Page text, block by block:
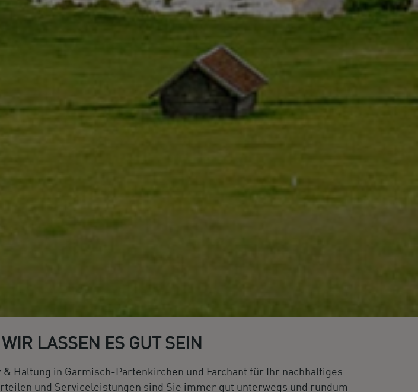
LASSEN ES GUT SEIN
Haltung in Garmisch-Partenkirchen und Farchant für Ihr nachhaltiges
und Serviceleistungen sind Sie immer gut unterwegs und rundum